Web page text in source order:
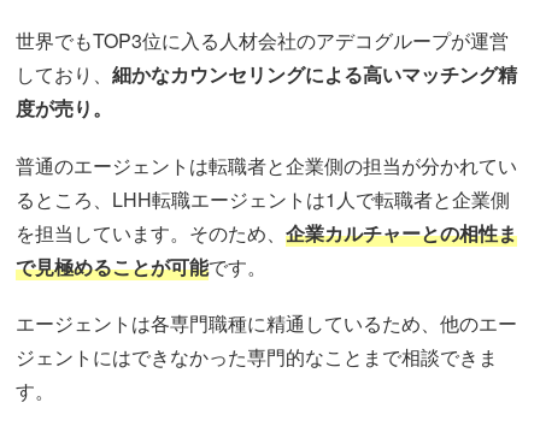
世界でもTOP3位に入る人材会社のアデコグループが運営
しており、細かなカウンセリングによる高いマッチング精
度が売り。
普通のエージェントは転職者と企業側の担当が分かれてい
るところ、LHH転職エージェントは1人で転職者と企業側
を担当しています。そのため、企業カルチャーとの相性ま
で見極めることが可能です。
エージェントは各専門職種に精通しているため、他のエー
ジェントにはできなかった専門的なことまで相談できま
す。